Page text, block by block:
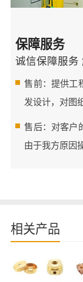
保障服务
诚信保障服务
售前：提供工
发设计，对图
售后：对客户
由于我方原因
相关产品